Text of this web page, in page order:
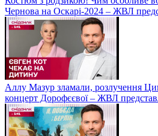
Чернова на Оскарі-2024 – ЖВЛ
Аллу Мазур зламали, розлучення
концерт Дорофєєвої – ЖВЛ